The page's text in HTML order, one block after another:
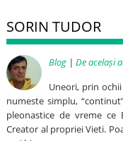
SORIN TUDOR
Blog |De același
Uneori, prin
numeste simplu,
pleonastice de vreme
Creator al propriei Vieti.